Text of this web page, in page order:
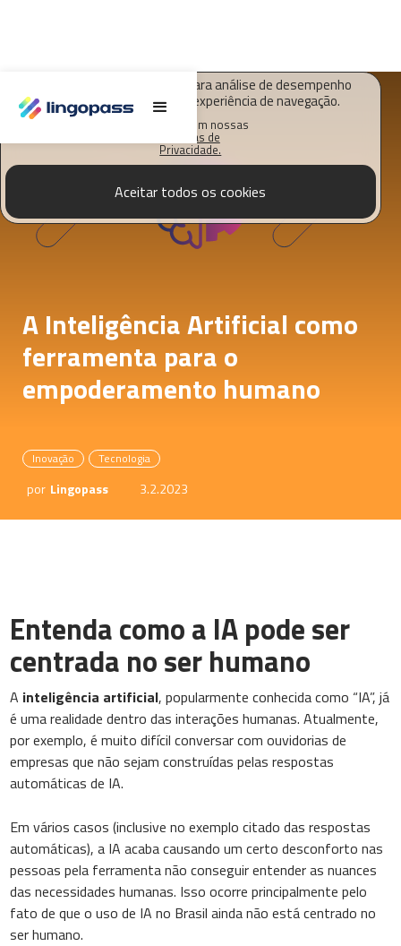
O Lingopass utiliza cookies para análise de desempenho
deste site e melhorar sua experiência de navegação.
Saiba mais em nossas
Políticas de
Privacidade.
Aceitar todos os cookies
A Inteligência Artificial como
ferramenta para o
empoderamento humano
Inovação Tecnologia
por Lingopass 3.2.2023
Entenda como a IA pode ser
centrada no ser humano
A inteligência artificial, popularmente conhecida como “IA”, já
é uma realidade dentro das interações humanas. Atualmente,
por exemplo, é muito difícil conversar com ouvidorias de
empresas que não sejam construídas pelas respostas
automáticas de IA.
Em vários casos (inclusive no exemplo citado das respostas
automáticas), a IA acaba causando um certo desconforto nas
pessoas pela ferramenta não conseguir entender as nuances
das necessidades humanas. Isso ocorre principalmente pelo
fato de que o uso de IA no Brasil ainda não está centrado no
ser humano.